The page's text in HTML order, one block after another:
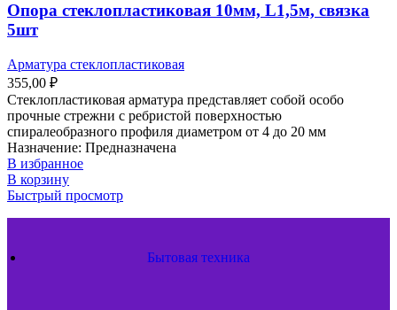
Опора стеклопластиковая 10мм, L1,5м, связка
5шт
Арматура стеклопластиковая
355,00 ₽
Стеклопластиковая арматура представляет собой особо
прочные стрежни с ребристой поверхностью
спиралеобразного профиля диаметром от 4 до 20 мм
Назначение: Предназначена
В избранное
В корзину
Быстрый просмотр
Бытовая техника